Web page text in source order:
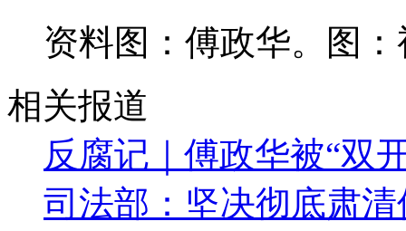
资料图：傅政华。图
相关报道
反腐记｜傅政华被“双
司法部：坚决彻底肃